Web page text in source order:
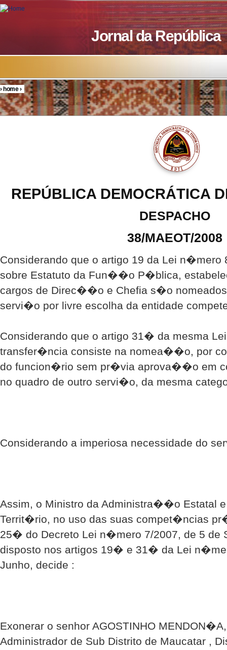
Skip to main content
Jornal da República
You are here
›home›
REPÚBLICA DEMOCRÁTICA
DESPACHO
38/MAEOT/2008
Considerando que o artigo 19 da Lei n�mero
sobre Estatuto da Fun��o P�blica,
cargos de Direc��o e Chefia s�o
servi�o por livre escolha da entidade
Considerando que o artigo 31� da mesma
transfer�ncia consiste na nomea��o, por
do funcion�rio sem pr�via aprova��o em
no quadro de outro servi�o, da mesma
Considerando a imperiosa necessidade do
Assim, o Ministro da Administra��o Estatal
Territ�rio, no uso das suas compet�ncias
25� do Decreto Lei n�mero 7/2007, de 5 de
disposto nos artigos 19� e 31� da Lei
Junho, decide :
Exonerar o senhor AGOSTINHO
Administrador de Sub Distrito de Maucatar ,